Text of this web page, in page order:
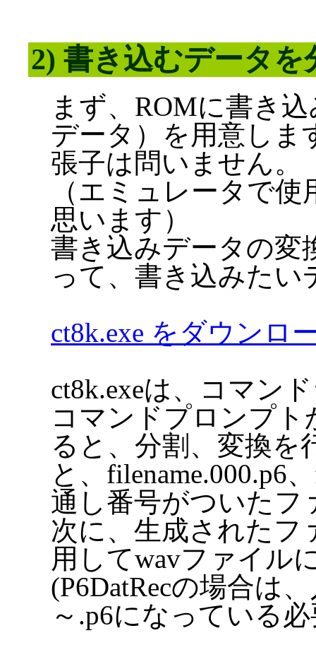
2) 書き込むデータを
まず、ROMに書き
データ）を用意しま
張子は問いません。
（エミュレータで
思います）
書き込みデータの変
って、書き込みたい
ct8k.exe をダウンロ
ct8k.exeは、コマン
コマンドプロンプト
ると、分割、変換を
と、filename.000.p6
通し番号がついたフ
次に、生成されたフ
用してwavファイル
(P6DatRecの場合は
～.p6になっている